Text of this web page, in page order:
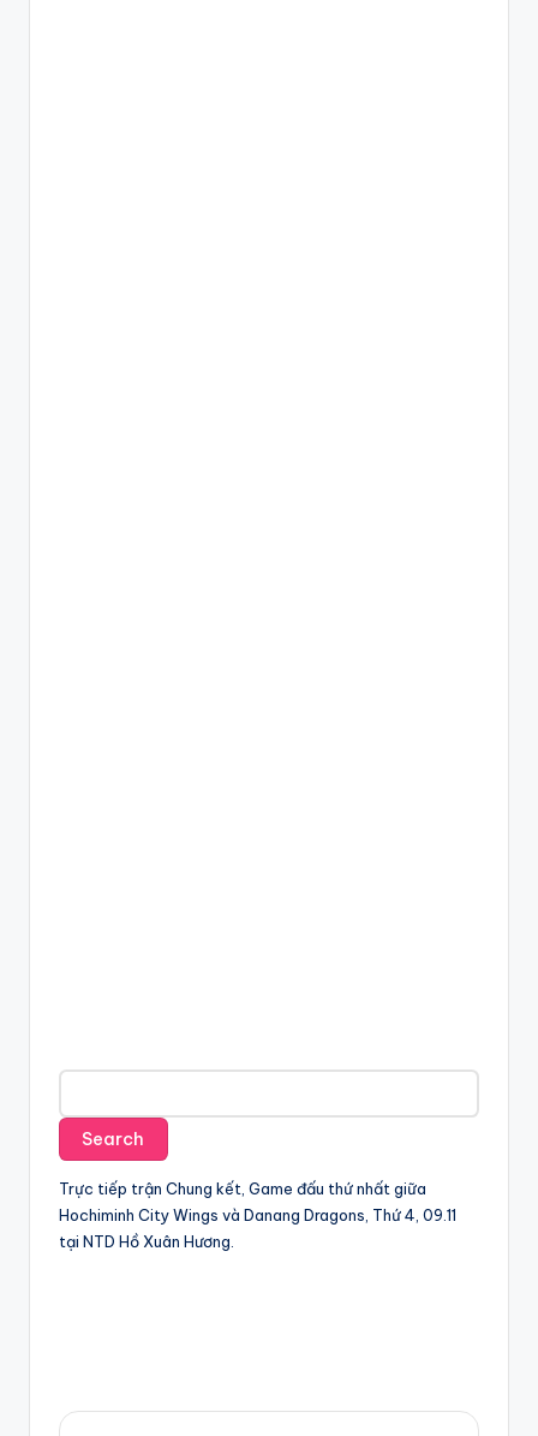
Trực tiếp trận Chung kết, Game đấu thứ nhất giữa
Hochiminh City Wings và Danang Dragons, Thứ 4, 09.11
tại NTD Hồ Xuân Hương.